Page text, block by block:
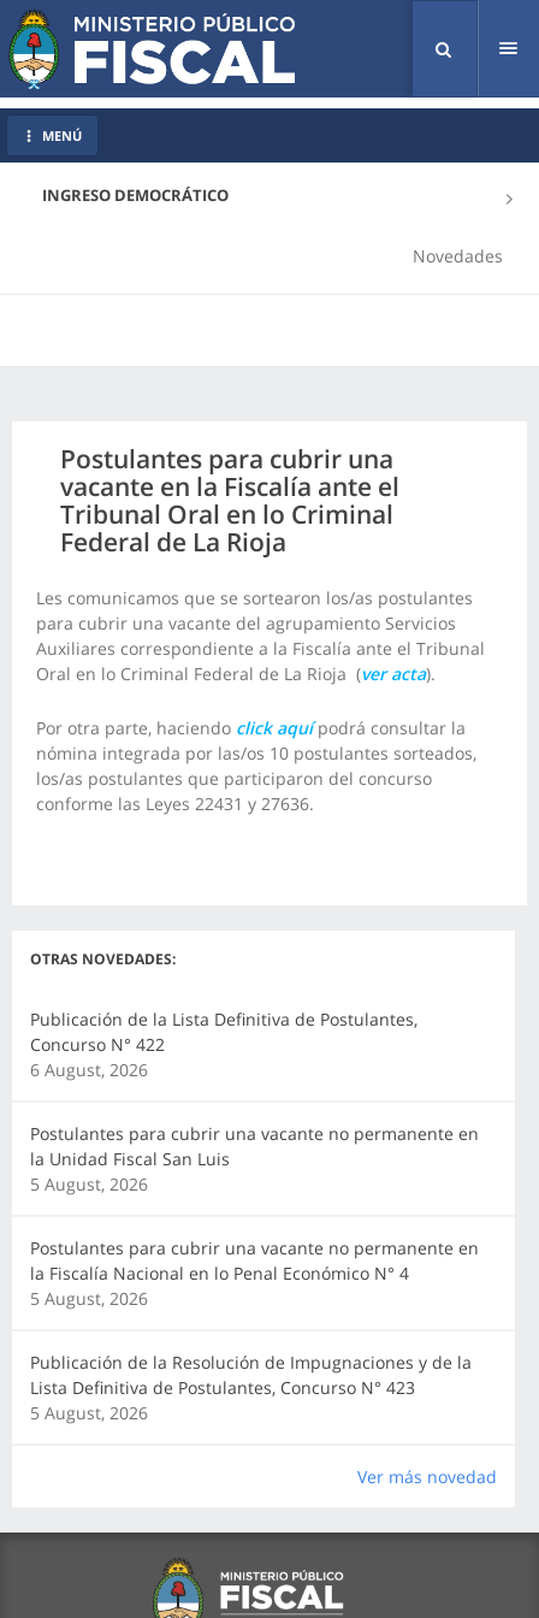
INGRESO DEMOCRÁTICO
Novedades
MENÚ
Postulantes para cubrir una
vacante en la Fiscalía ante el
Tribunal Oral en lo Criminal
Federal de La Rioja
Les comunicamos que se sortearon los/as postulantes
para cubrir una vacante del agrupamiento Servicios
Auxiliares correspondiente a la Fiscalía ante el Tribunal
Oral en lo Criminal Federal de La Rioja (ver acta).
Por otra parte, haciendo click aquí podrá consultar la
nómina integrada por las/os 10 postulantes sorteados,
los/as postulantes que participaron del concurso
conforme las Leyes 22431 y 27636.
OTRAS NOVEDADES:
Publicación de la Lista Definitiva de Postulantes,
Concurso N° 422
6 August, 2026
Postulantes para cubrir una vacante no permanente en
la Unidad Fiscal San Luis
5 August, 2026
Postulantes para cubrir una vacante no permanente en
la Fiscalía Nacional en lo Penal Económico N° 4
5 August, 2026
Publicación de la Resolución de Impugnaciones y de la
Lista Definitiva de Postulantes, Concurso N° 423
5 August, 2026
Ver más novedad